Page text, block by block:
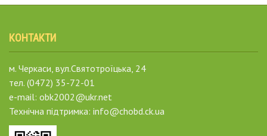
КОНТАКТИ
м. Черкаси, вул.Святотроїцька, 24
тел. (0472) 35-72-01
e-mail: obk2002@ukr.net
Технічна підтримка: info@chobd.ck.ua